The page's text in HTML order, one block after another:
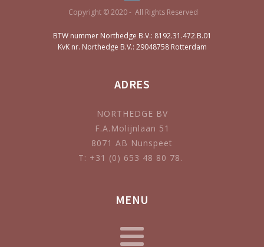
Copyright © 2020 - All Rights Reserved
BTW nummer Northedge B.V.: 8192.31.472.B.01
KvK nr. Northedge B.V.: 29048758 Rotterdam
ADRES
NORTHEDGE BV
F.A.Molijnlaan 51
8071 AB Nunspeet
T: +31 (0) 653 48 80 78.
MENU